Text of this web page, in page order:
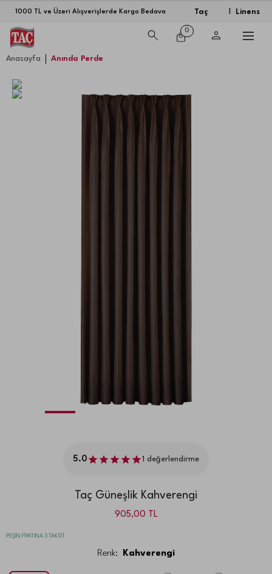
1000 TL ve Üzeri Alışverişlerde Kargo Bedava Taç Linens
0
Anasayfa Anında Perde
5.0 1 değerlendirme
Taç Güneşlik Kahverengi
905,00 TL
PEŞİN FİYATINA 3 TAKSİT
Renk: Kahverengi